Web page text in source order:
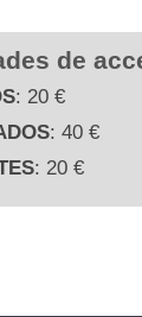
de
: 20 €
: 40 €
: 20 €